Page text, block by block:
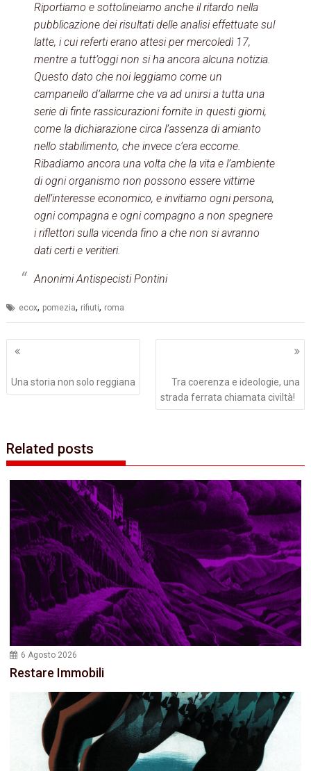
Riportiamo e sottolineiamo anche il ritardo nella
pubblicazione dei risultati delle analisi effettuate sul
latte, i cui referti erano attesi per mercoledì 17,
mentre a tutt’oggi non si ha ancora alcuna notizia.
Questo dato che noi leggiamo come un
campanello d’allarme che va ad unirsi a tutta una
serie di finte rassicurazioni fornite in questi giorni,
come la dichiarazione circa l’assenza di amianto
nello stabilimento, che invece c’era eccome.
Ribadiamo ancora una volta che la vita e l’ambiente
di ogni organismo non possono essere vittime
dell’interesse economico, e invitiamo ogni persona,
ogni compagna e ogni compagno a non spegnere
i riflettori sulla vicenda fino a che non si avranno
dati certi e veritieri.
Anonimi Antispecisti Pontini
ecox, pomezia, rifiuti, roma
Navigazione
Una storia non solo reggiana
Tra coerenza e ideologie, una
strada ferrata chiamata civiltà!
Related posts
6 Agosto 2026
Restare Immobili